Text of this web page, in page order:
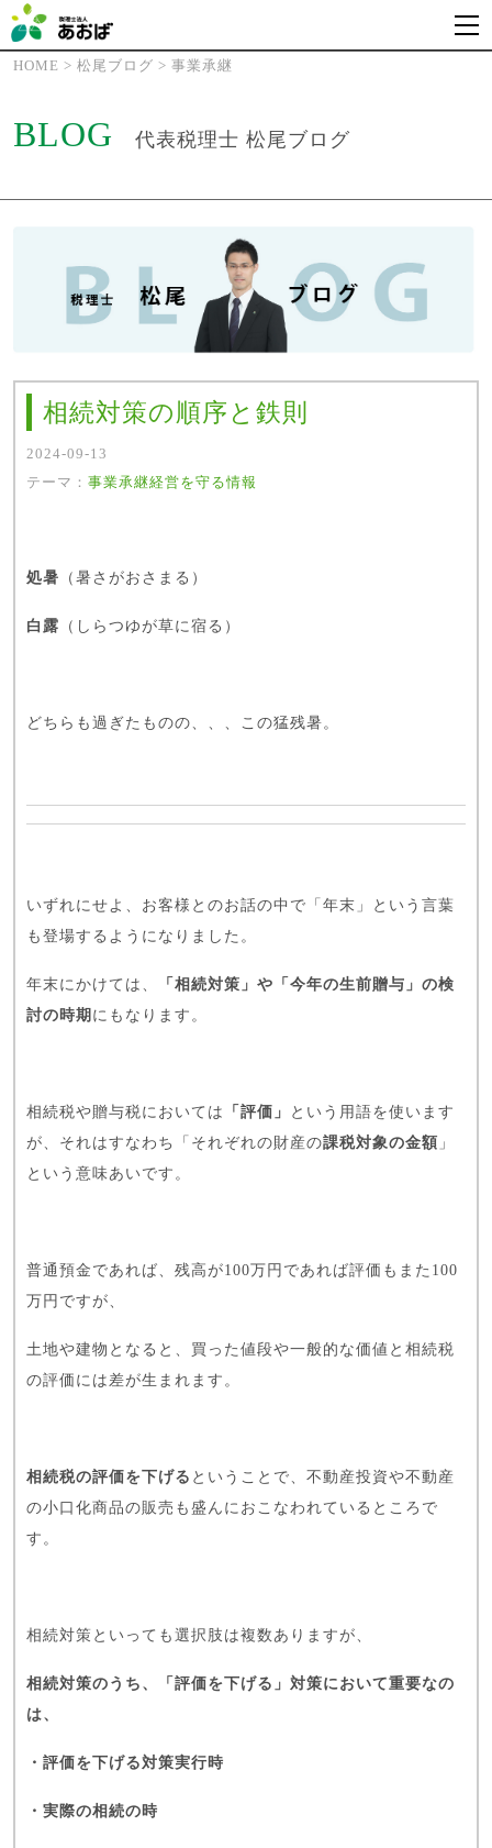
HOME > 松尾ブログ > 事業承継
BLOG 代表税理士 松尾ブログ
相続対策の順序と鉄則
2024-09-13
テーマ： 事業承継経営を守る情報
処暑 （暑さがおさまる）
白露 （しらつゆが草に宿る）
どちらも過ぎたものの、、、この猛残暑。
いずれにせよ、お客様とのお話の中で「年末」という言葉
も登場するようになりました。
年末にかけては、
「相続対策」や「今年の生前贈与」の検
討の時期 にもなります。
相続税や贈与税においては 「評価」
という用語を使います
が、それはすなわち「それぞれの財産の課税対象の金額 」
という意味あいです。
普通預金であれば、残高が100万円であれば評価もまた100
万円ですが、
土地や建物となると、買った値段や一般的な価値と相続税
の評価には差が生まれます。
相続税の評価を下げる ということで、不動産投資や不動産
の小口化商品の販売も盛んにおこなわれているところで
す。
相続対策といっても選択肢は複数ありますが、
相続対策のうち、「評価を下げる」対策において重要なの
は、
・評価を下げる対策実行時
・実際の相続の時